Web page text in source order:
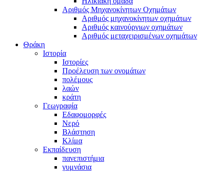
Αριθμός Μηχανοκίνητων Οχημάτων
Αριθμός μηχανοκίνητων οχημάτων
Αριθμός καινούργιων οχημάτων
Αριθμός μεταχειρισμένων οχημάτων
Θράκη
Ιστορία
Ιστορίες
Προέλευση των ονομάτων
πολέμους
λαών
κράτη
Γεωγραφία
Εδαφομορφές
Νερό
Βλάστηση
Κλίμα
Εκπαίδευση
πανεπιστήμια
γυμνάσια